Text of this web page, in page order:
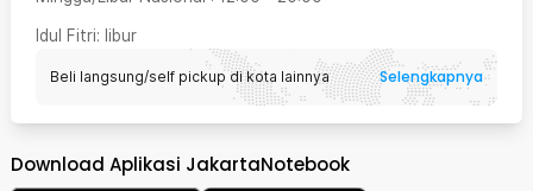
Idul Fitri: libur
Beli langsung/self pickup di kota lainnya Selengkapnya
Download Aplikasi JakartaNotebook